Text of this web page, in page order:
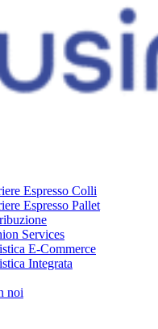
Espresso Colli
Espresso Pallet
Services
E-Commerce
Integrata
noi